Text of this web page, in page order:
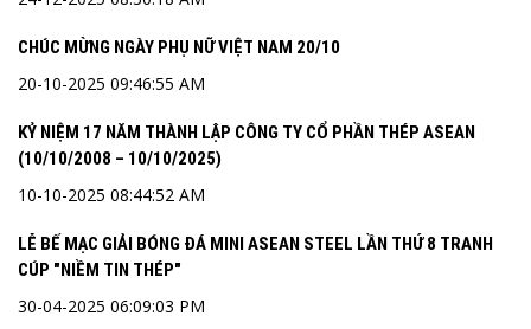
CHÚC MỪNG NGÀY PHỤ NỮ VIỆT NAM 20/10
20-10-2025 09:46:55 AM
KỶ NIỆM 17 NĂM THÀNH LẬP CÔNG TY CỔ PHẦN THÉP ASEAN
(10/10/2008 – 10/10/2025)
10-10-2025 08:44:52 AM
LỄ BẾ MẠC GIẢI BÓNG ĐÁ MINI ASEAN STEEL LẦN THỨ 8 TRANH
CÚP "NIỀM TIN THÉP"
30-04-2025 06:09:03 PM